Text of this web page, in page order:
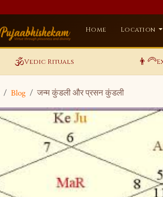
Home Location
🕉️Vedic Rituals 👨‍🦳
Blog जन्म कुंडली और प्रसन कुंडली